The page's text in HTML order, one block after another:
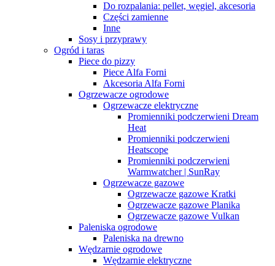
Do rozpalania: pellet, węgiel, akcesoria
Części zamienne
Inne
Sosy i przyprawy
Ogród i taras
Piece do pizzy
Piece Alfa Forni
Akcesoria Alfa Forni
Ogrzewacze ogrodowe
Ogrzewacze elektryczne
Promienniki podczerwieni Dream
Heat
Promienniki podczerwieni
Heatscope
Promienniki podczerwieni
Warmwatcher | SunRay
Ogrzewacze gazowe
Ogrzewacze gazowe Kratki
Ogrzewacze gazowe Planika
Ogrzewacze gazowe Vulkan
Paleniska ogrodowe
Paleniska na drewno
Wędzarnie ogrodowe
Wędzarnie elektryczne